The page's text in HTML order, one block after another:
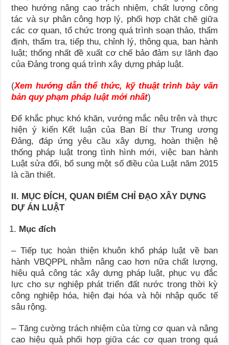
theo hướng nâng cao trách nhiệm, chất lượng công
tác và sự phân công hợp lý, phối hợp chặt chẽ giữa
các cơ quan, tổ chức trong quá trình soạn thảo, thẩm
định, thẩm tra, tiếp thu, chỉnh lý, thông qua, ban hành
luật; thống nhất đề xuất cơ chế bảo đảm sự lãnh đạo
của Đảng trong quá trình xây dựng pháp luật.
(Xem hướng dẫn thể thức, kỹ thuật trình bày văn
bản quy phạm pháp luật mới nhất)
Để khắc phục khó khăn, vướng mắc nêu trên và thực
hiện ý kiến Kết luận của Ban Bí thư Trung ương
Đảng, đáp ứng yêu cầu xây dựng, hoàn thiện hệ
thống pháp luật trong tình hình mới, việc ban hành
Luật sửa đổi, bổ sung một số điều của Luật năm 2015
là cần thiết.
II. MỤC ĐÍCH, QUAN ĐIỂM CHỈ ĐẠO XÂY DỰNG
DỰ ÁN LUẬT
Mục đích
– Tiếp tục hoàn thiện khuôn khổ pháp luật về ban
hành VBQPPL nhằm nâng cao hơn nữa chất lượng,
hiệu quả công tác xây dựng pháp luật, phục vụ đắc
lực cho sự nghiệp phát triển đất nước trong thời kỳ
công nghiệp hóa, hiện đại hóa và hội nhập quốc tế
sâu rộng.
– Tăng cường trách nhiệm của từng cơ quan và nâng
cao hiệu quả phối hợp giữa các cơ quan trong quá